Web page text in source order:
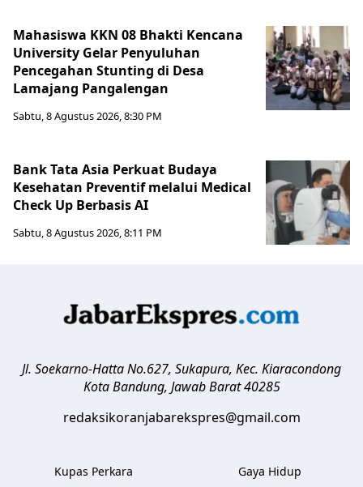
Mahasiswa KKN 08 Bhakti Kencana
University Gelar Penyuluhan
Pencegahan Stunting di Desa
Lamajang Pangalengan
Sabtu, 8 Agustus 2026, 8:30 PM
Bank Tata Asia Perkuat Budaya
Kesehatan Preventif melalui Medical
Check Up Berbasis AI
Sabtu, 8 Agustus 2026, 8:11 PM
Jl. Soekarno-Hatta No.627, Sukapura, Kec. Kiaracondong
Kota Bandung, Jawab Barat 40285
redaksikoranjabarekspres@gmail.com
Kupas Perkara Gaya Hidup